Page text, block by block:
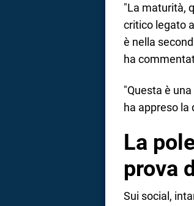
"La maturità,
critico legato
è nella
ha
"Questa è
ha appreso la
La
prova
Sui social,